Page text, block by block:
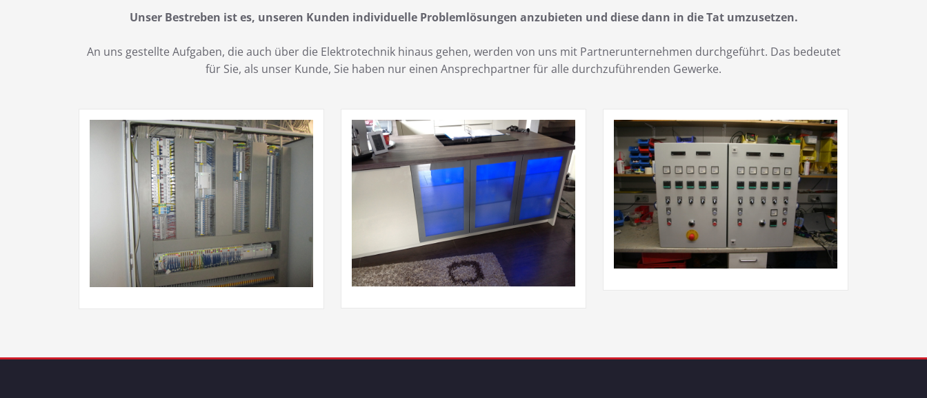
Unser Bestreben ist es, unseren Kunden individuelle Problemlösungen anzubieten und diese dann in die Tat umzusetzen.
An uns gestellte Aufgaben, die auch über die Elektrotechnik hinaus gehen, werden von uns mit Partnerunternehmen durchgeführt. Das bedeutet
für Sie, als unser Kunde, Sie haben nur einen Ansprechpartner für alle durchzuführenden Gewerke.